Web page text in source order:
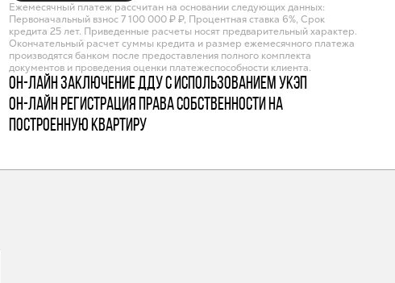
Ежемесячный платеж рассчитан на основании следующих данных:
Первоначальный взнос 7 100 000 ₽ ₽, Процентная ставка 6%, Срок
кредита 25 лет. Приведенные расчеты носят предварительный характер.
Окончательный расчет суммы кредита и размер ежемесячного платежа
производятся банком после предоставления полного комплекта
документов и проведения оценки платежеспособности клиента.
Он-лайн заключение ДДУ с использованием УКЭП
Он-лайн регистрация права собственности на
построенную квартиру